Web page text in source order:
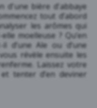
d'une bière d'abbaye
tout d’abord
les arômes qui
moelleuse ? Qu’en
d’une Ale ou d’une
révèle ensuite les
Laissez votre
tenter d’en deviner